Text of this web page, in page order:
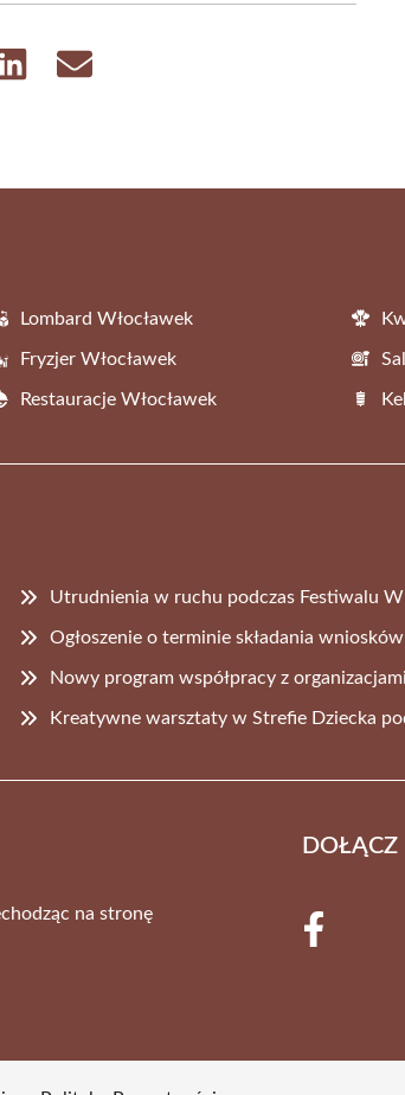
Share
Share
Lombard Włocławek
Fryzjer Włocławek
Restauracje Włocławek
Utrudnienia w ruchu podczas Festiwalu
Ogłoszenie o terminie składania
Nowy program współpracy z
Kreatywne warsztaty w Strefie Dziecka
na stronę
DOŁĄCZ